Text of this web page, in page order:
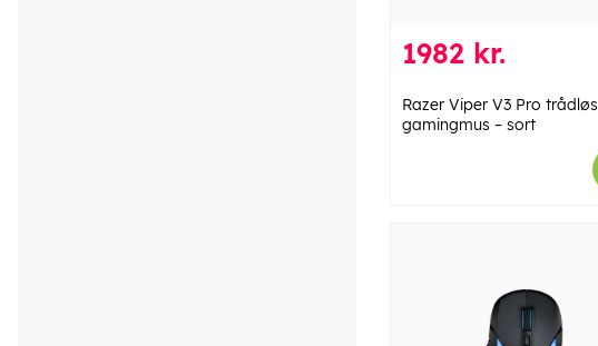
1982 kr.
Razer Viper V3 Pro trådløs
gamingmus – sort